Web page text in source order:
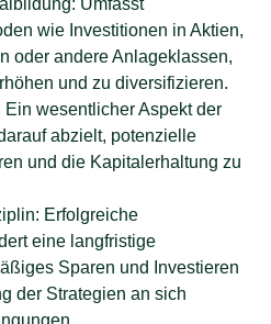
Umfasst
wie Investitionen in Aktien,
oder andere Anlageklassen,
und zu diversifizieren.
wesentlicher Aspekt der
abzielt, potenzielle
und die Kapitalerhaltung zu
Erfolgreiche
eine langfristige
Sparen und Investieren
der Strategien an sich